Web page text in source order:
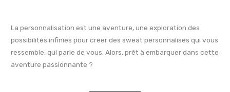
La personnalisation est une aventure, une exploration des
possibilités infinies pour créer des sweat personnalisés qui vous
ressemble, qui parle de vous. Alors, prêt à embarquer dans cette
aventure passionnante ?